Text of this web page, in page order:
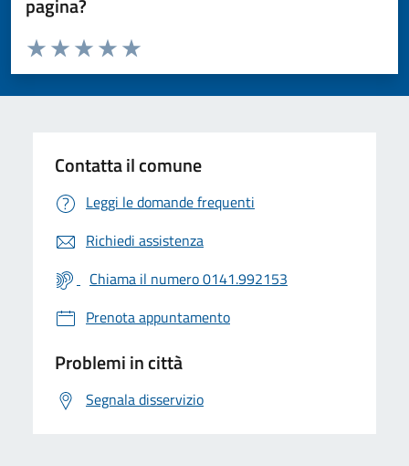
pagina?
Valuta da 1 a 5 stelle la pagina
Valuta 5 stelle su 5
Valuta 4 stelle su 5
Valuta 3 stelle su 5
Valuta 2 stelle su 5
Valuta 1 stelle su 5
Contatta il comune
Leggi le domande frequenti
Richiedi assistenza
Chiama il numero 0141.992153
Prenota appuntamento
Problemi in città
Segnala disservizio